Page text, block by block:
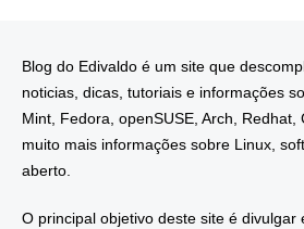
Blog do Edivaldo é um site que
noticias, dicas, tutoriais e informações
Mint, Fedora, openSUSE, Arch, Redhat,
muito mais informações sobre Linux,
aberto.
O principal objetivo deste site é divulgar